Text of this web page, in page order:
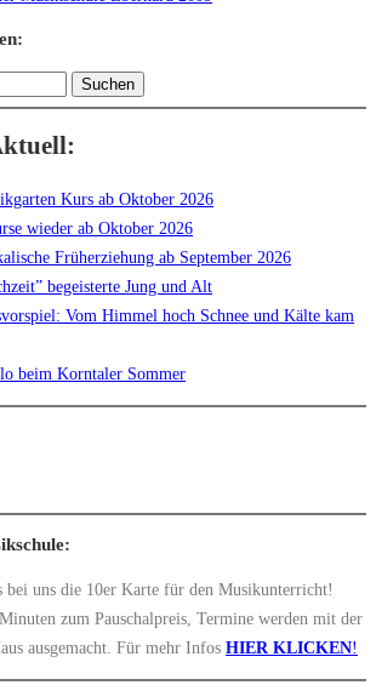
Kurs ab Oktober 2026
wieder ab Oktober 2026
Früherziehung ab September 2026
begeisterte Jung und Alt
Vom Himmel hoch Schnee und Kälte kam
beim Korntaler Sommer
bei uns die 10er Karte für den Musikunterricht!
zum Pauschalpreis, Termine werden mit der
ausgemacht. Für mehr Infos HIER KLICKEN!